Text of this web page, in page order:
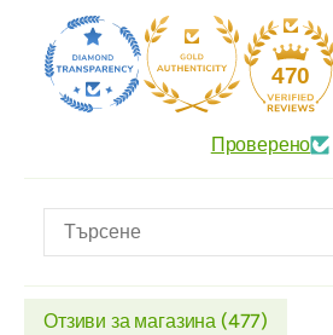
470
Проверено
Отзиви за магазина (477)